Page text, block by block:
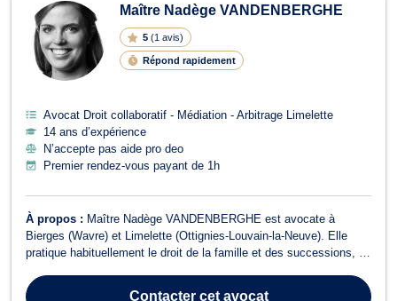
Maître Nadège VANDENBERGHE
5 (1 avis)
Répond rapidement
Avocat Droit collaboratif - Médiation - Arbitrage Limelette
14 ans d’expérience
N’accepte pas aide pro deo
Premier rendez-vous payant de 1h
À propos : Maître Nadège VANDENBERGHE est avocate à
Bierges (Wavre) et Limelette (Ottignies-Louvain-la-Neuve). Elle
pratique habituellement le droit de la famille et des successions, et
Nadège VANDENBERGHE est compétente en droit du divorce
Contactercet avocat